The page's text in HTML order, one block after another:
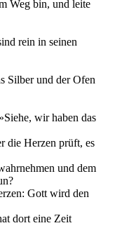
Weg bin, und leite
rein in seinen
Silber und der Ofen
wir haben das
die Herzen prüft, es
und dem
Gott wird den
dort eine Zeit